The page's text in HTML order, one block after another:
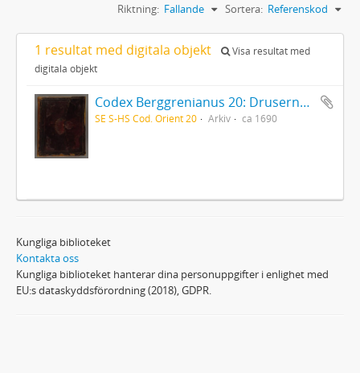
Sortera: Referenskod
Riktning: Fallande
1 resultat med digitala objekt
Visa resultat med
digitala objekt
Codex Berggrenianus 20: Drusernas på Libanon heliga bok
SE S-HS Cod. Orient 20 Arkiv ca 1690
Kungliga biblioteket
Kontakta oss
Kungliga biblioteket hanterar dina personuppgifter i enlighet med
EU:s dataskyddsförordning (2018), GDPR.